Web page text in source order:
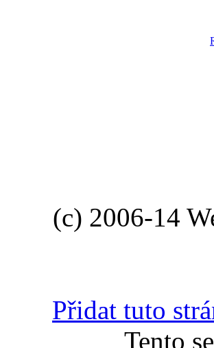
(c) 2006-14
Přidat tuto
Tento